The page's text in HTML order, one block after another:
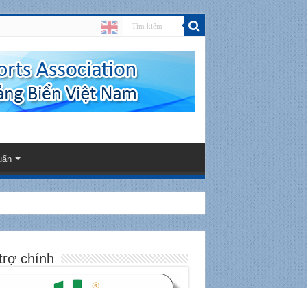
chính